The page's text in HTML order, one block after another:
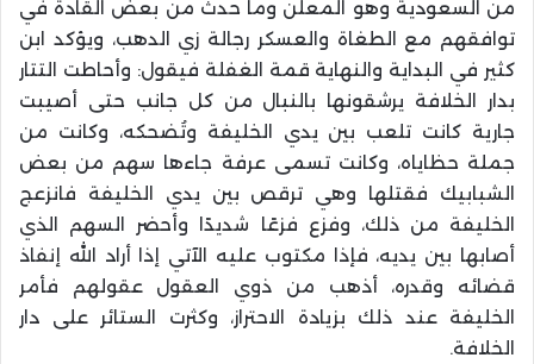
من السعودية وهو المعلن وما حدث من بعض القادة في
توافقهم مع الطغاة والعسكر رجالة زي الدهب، ويؤكد ابن
كثير في البداية والنهاية قمة الغفلة فيقول: وأحاطت التتار
بدار الخلافة يرشقونها بالنبال من كل جانب حتى أصيبت
جارية كانت تلعب بين يدي الخليفة وتُضحكه، وكانت من
جملة حظاياه، وكانت تسمى عرفة جاءها سهم من بعض
الشبابيك فقتلها وهي ترقص بين يدي الخليفة فانزعج
الخليفة من ذلك، وفزع فزعًا شديدًا وأحضر السهم الذي
أصابها بين يديه، فإذا مكتوب عليه الآتي إذا أراد الله إنفاذ
قضائه وقدره، أذهب من ذوي العقول عقولهم فأمر
الخليفة عند ذلك بزيادة الاحتراز، وكثرت الستائر على دار
الخلافة.